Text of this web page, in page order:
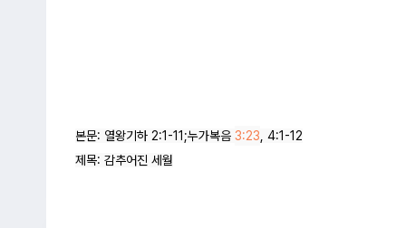
본문: 열왕기하 2:1-11;누가복음 3:23 , 4:1-12
제목: 감추어진 세월